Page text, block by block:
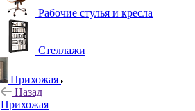
Рабочие стулья и кресла
Стеллажи
Прихожая
Назад
Прихожая